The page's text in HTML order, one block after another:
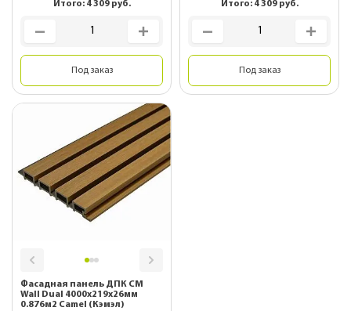
Итого: 4 309руб.
Под заказ
Итого: 4 309руб.
Под заказ
Фасадная панель ДПК CM
Wall Dual 4000х219х26мм
0.876м2 Camel (Кэмэл)